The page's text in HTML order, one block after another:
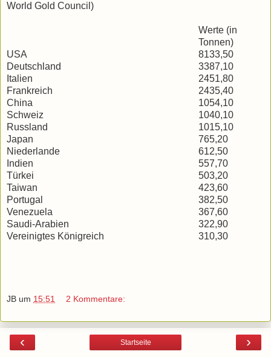
World Gold Council)
Werte (in
Tonnen)
USA
8133,50
Deutschland
3387,10
Italien
2451,80
Frankreich
2435,40
China
1054,10
Schweiz
1040,10
Russland
1015,10
Japan
765,20
Niederlande
612,50
Indien
557,70
Türkei
503,20
Taiwan
423,60
Portugal
382,50
Venezuela
367,60
Saudi-Arabien
322,90
Vereinigtes Königreich
310,30
JB um 15:51 2 Kommentare:
‹ ›
Startseite